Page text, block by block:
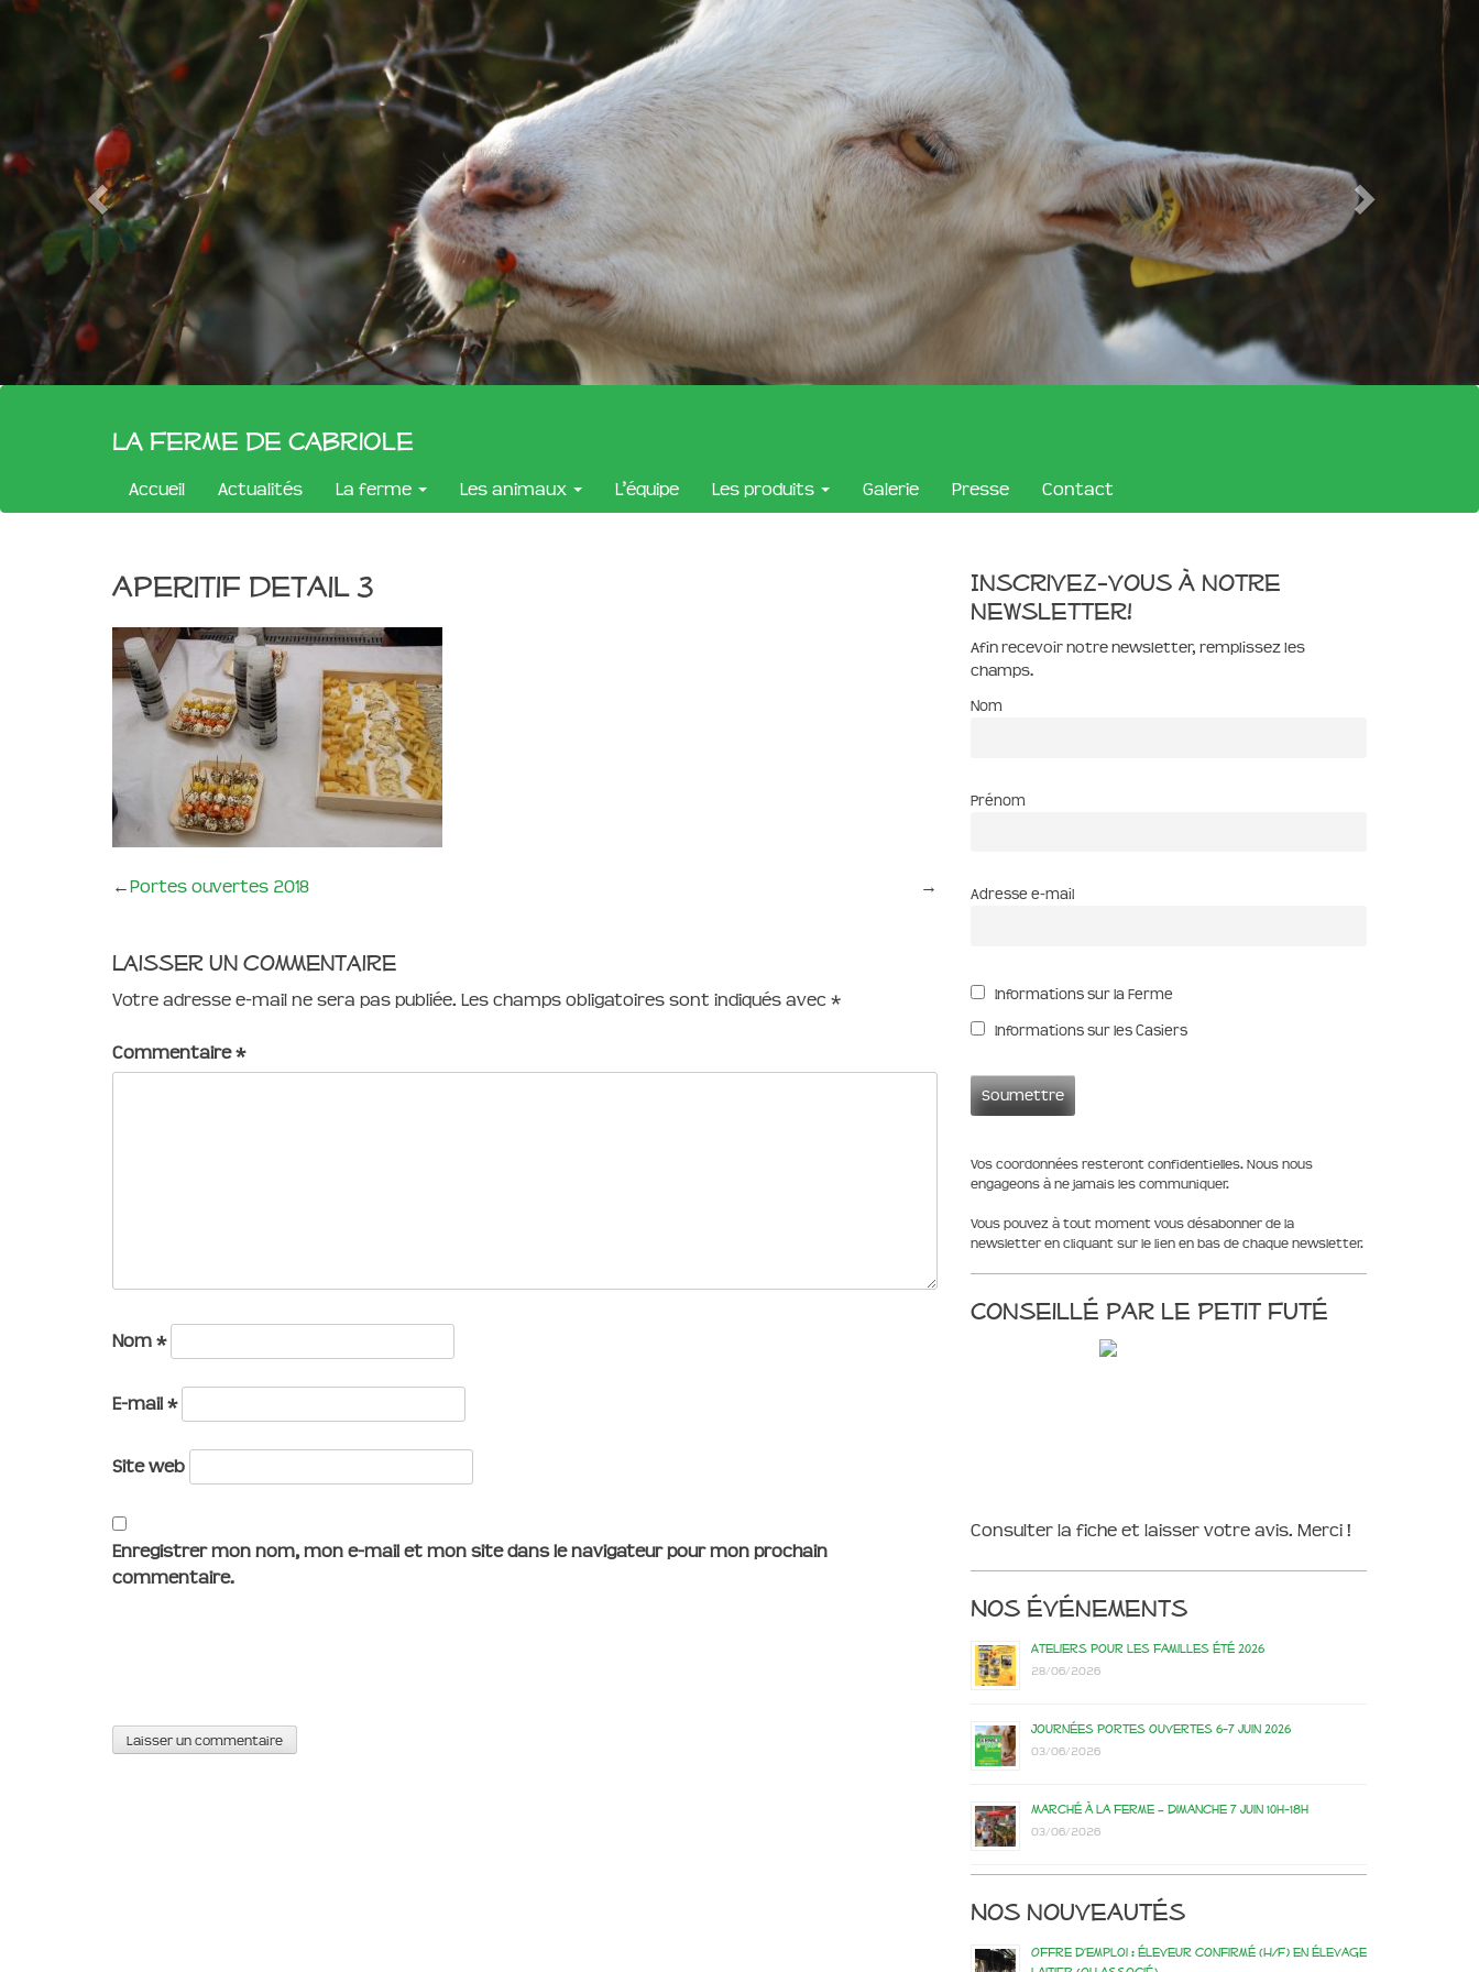
La Ferme de Cabriole
Accueil Actualités La ferme Les animaux L’équipe Les produits Galerie Presse Contact
aperitif detail 3
←Portes ouvertes 2018 →
Laisser un commentaire
Votre adresse e-mail ne sera pas publiée. Les champs obligatoires sont indiqués avec *
Commentaire*
Nom *
E-mail *
Site web
Enregistrer mon nom, mon e-mail et mon site dans le navigateur pour mon prochain
commentaire.
Inscrivez-vous à notre
newsletter!
Afin recevoir notre newsletter, remplissez les
champs.
Nom
Prénom
Adresse e-mail
Informations sur la Ferme
Informations sur les Casiers
Vos coordonnées resteront confidentielles. Nous nous
engageons à ne jamais les communiquer.
Vous pouvez à tout moment vous désabonner de la
newsletter en cliquant sur le lien en bas de chaque newsletter.
Conseillé par le Petit Futé
Consulter la fiche et laisser votre avis. Merci !
Nos événements
Ateliers pour les familles été 2026
28/06/2026
Journées portes ouvertes 6-7 juin 2026
03/06/2026
Marché à la ferme – dimanche 7 juin 10h-18h
03/06/2026
Nos nouveautés
Offre d’emploi : éleveur confirmé (H/F) en élevage